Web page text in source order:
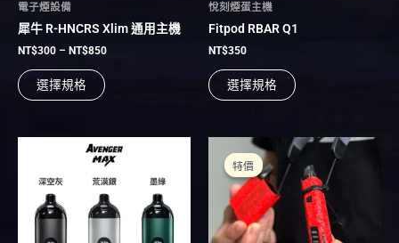
電子煙設備
犀牛 R-HNCRS Xlim 通用主機
NT$300 – NT$850
選擇規格
品
頁
選
項
悅刻煙蛋主機
Fitpod RBAR Q1
NT$350
選擇規格
品
選
項
價
格
圍：
NT$250
到
此
產
品
有
多
種
特價
特價
價
範
圍：
NT$400
到
NT$2,900
此
產
品
有
多